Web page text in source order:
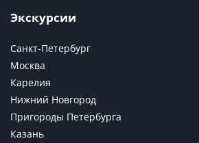
Экскурсии
Санкт-Петербург
Москва
Карелия
Нижний Новгород
Пригороды Петербурга
Казань